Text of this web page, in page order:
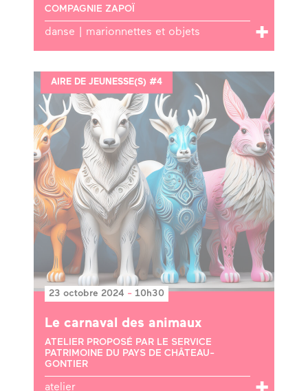
COMPAGNIE ZAPOÏ
danse | marionnettes et objets
AIRE DE JEUNESSE(S) #4
23 octobre 2024 - 10h30
Le carnaval des animaux
ATELIER PROPOSÉ PAR LE SERVICE
PATRIMOINE DU PAYS DE CHÂTEAU-
GONTIER
atelier